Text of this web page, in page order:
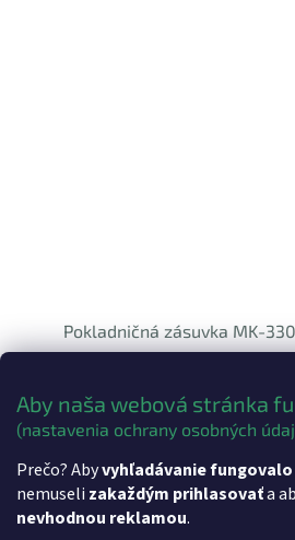
Aby naša webová stránka
(nastavenia ochrany osobných
Prečo? Abyvyhľadávanie
nemuseli zakaždým prihlasovaťa
nevhodnou reklamou.
Pokladničná zásuvka MK-
€63,96
4B/8M biela obsahuje priehradky pre 4x
polohový zámok (otvárateľné kľúčom),